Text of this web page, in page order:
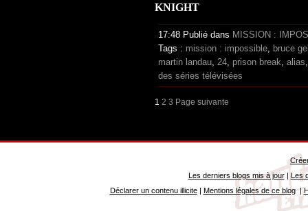
KNIGHT
17:48 Publié dans MISSION :
Tags : mission : impossible
bruce
martin landau 24 prison break alias
des séries télévisées
1 2 3 Page suivante
Les derniers blogs mis à jour| Les
Déclarer un contenu illicite| Mentions légales de ce blog|